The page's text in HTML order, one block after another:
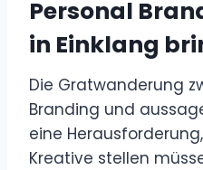
Personal
in Einklang
Die Gratwanderung
Branding und
eine
Kreative stellen